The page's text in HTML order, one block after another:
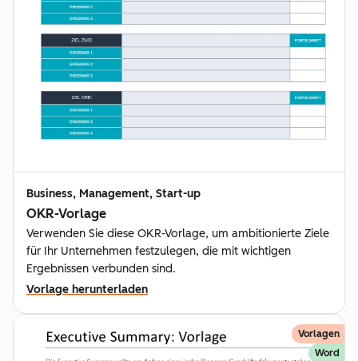
Business, Management, Start-up
OKR-Vorlage
Verwenden Sie diese OKR-Vorlage, um ambitionierte Ziele
für Ihr Unternehmen festzulegen, die mit wichtigen
Ergebnissen verbunden sind.
Vorlage herunterladen
Vorlagen
Word